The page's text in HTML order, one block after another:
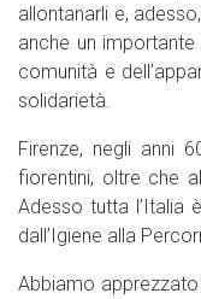
allontanarli e,
anche un
comunità e
solidarietà.
Firenze, negli anni
fiorentini, oltre che
Adesso tutta l’Italia
dall’Igiene alla
Abbiamo